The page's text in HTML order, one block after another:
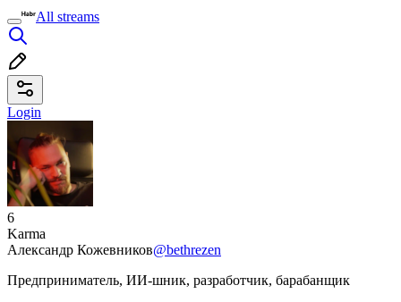
All streams
Login
6
Karma
Александр Кожевников@bethrezen
Предприниматель, ИИ-шник, разработчик, барабанщик